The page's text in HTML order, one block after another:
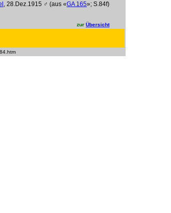
, 28.Dez.1915 ♂ (aus «GA 165»; S.84f)
zur Übersicht